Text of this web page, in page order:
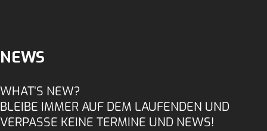
NEWS
WHAT’S NEW?
BLEIBE IMMER AUF DEM LAUFENDEN UND
VERPASSE KEINE TERMINE UND NEWS!